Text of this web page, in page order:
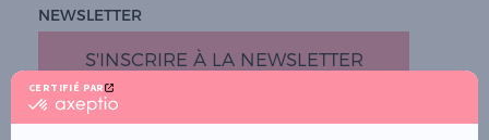
CERTIFIÉ PAR
certifié
NEWSLETTER
S'INSCRIRE À LA NEWSLETTER